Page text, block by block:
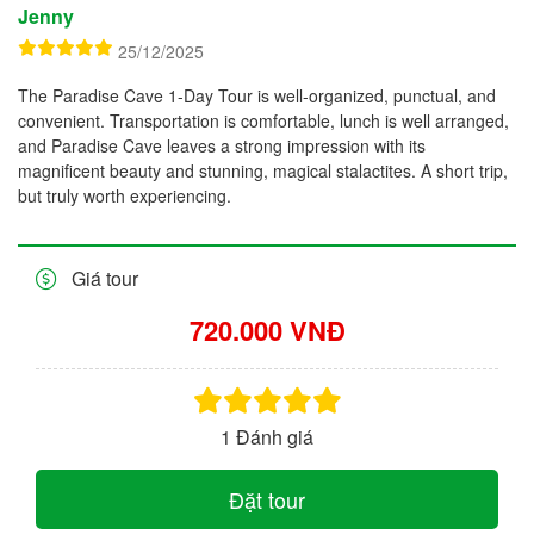
Jenny
25/12/2025
The Paradise Cave 1-Day Tour is well-organized, punctual, and
convenient. Transportation is comfortable, lunch is well arranged,
and Paradise Cave leaves a strong impression with its
magnificent beauty and stunning, magical stalactites. A short trip,
but truly worth experiencing.
Giá tour
720.000 VNĐ
1 Đánh giá
Đặt tour